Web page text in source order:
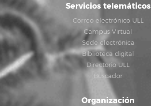
Servicios telemáticos
Correo electrónico ULL
Campus Virtual
Sede electrónica
Biblioteca digital
Directorio ULL
Buscador
Organización